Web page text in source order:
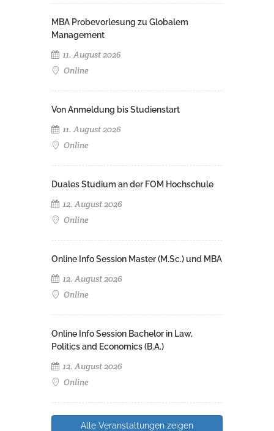
MBA Probevorlesung zu Globalem
Management
11. August 2026
Online
Von Anmeldung bis Studienstart
11. August 2026
Online
Duales Studium an der FOM Hochschule
12. August 2026
Online
Online Info Session Master (M.Sc.) und MBA
12. August 2026
Online
Online Info Session Bachelor in Law,
Politics and Economics (B.A.)
12. August 2026
Online
Alle Veranstaltungen zeigen